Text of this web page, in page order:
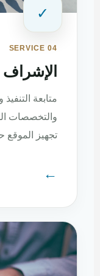
✓
SERVICE 04
الإشراف
متابعة التنفيذ
والتخصصات
تجهيز الموقع
←